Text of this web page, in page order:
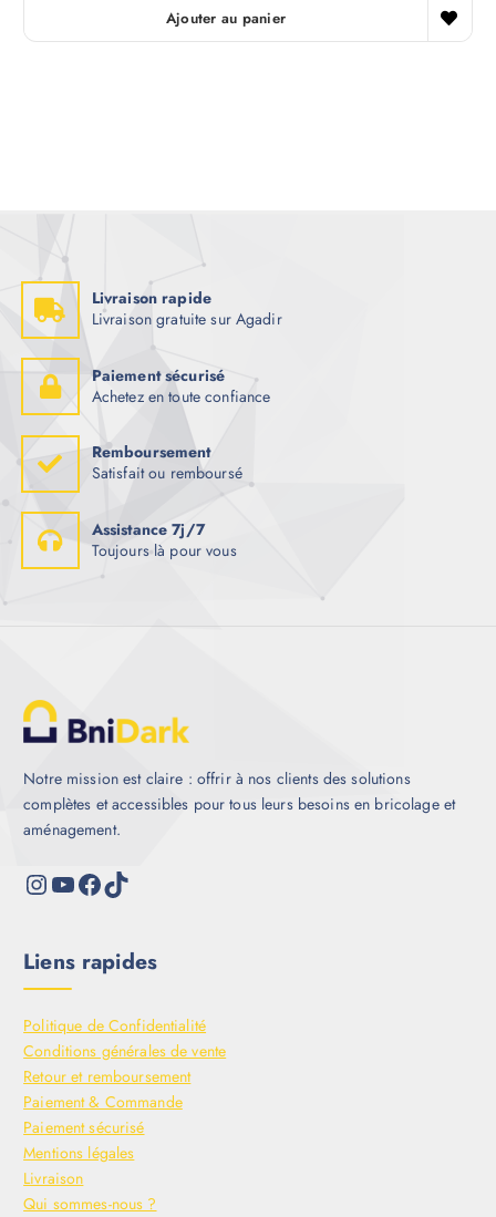
Ajouter au panier
Livraison rapide
Livraison gratuite sur Agadir
Paiement sécurisé
Achetez en toute confiance
Remboursement
Satisfait ou remboursé
Assistance 7j/7
Toujours là pour vous
Notre mission est claire : offrir à nos clients des solutions
complètes et accessibles pour tous leurs besoins en bricolage et
aménagement.
Liens rapides
Politique de Confidentialité
Conditions générales de vente
Retour et remboursement
Paiement & Commande
Paiement sécurisé
Mentions légales
Livraison
Qui sommes-nous ?